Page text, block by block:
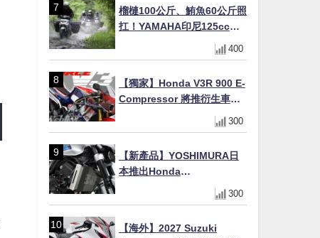
榴槤100公斤、鮪魚60公斤照
扛！YAMAHA印尼125cc速
克達Gear Ultima 2740公里
耐操實測
400
【獨家】Honda V3R 900 E-
Compressor 將推衍生車
系？自然進氣 V3 同步測試
中，CG 預想曝光！
300
【新產品】YOSHIMURA日
本推出Honda
CB1000F/CB1000 HORNET
專用水箱護網，六角網紋設
300
【海外】2027 Suzuki